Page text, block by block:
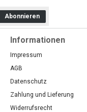
Abonnieren
Informationen
Impressum
AGB
Datenschutz
Zahlung und Lieferung
Widerrufsrecht